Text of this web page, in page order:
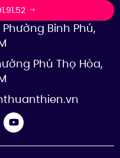
Bình Phú,
Phú Thọ Hòa,